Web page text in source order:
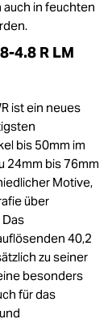
in feuchten
4.8 R LM
ist ein neues
bis 50mm im
24mm bis 76mm
Motive,
über
40,2
zu seiner
besonders
für das